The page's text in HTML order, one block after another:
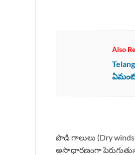
Also
పొడి గాలులు (Dry
అసాధారణంగా